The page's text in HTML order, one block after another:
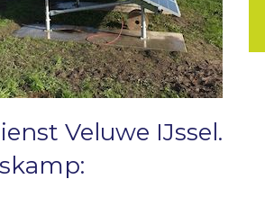
Veluwe IJssel.